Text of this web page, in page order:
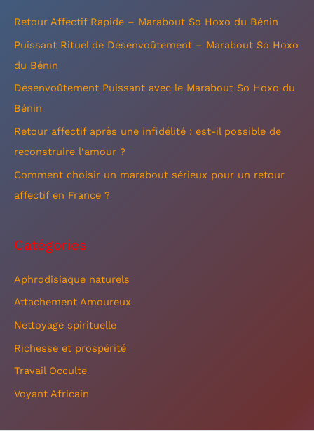
e
:
Retour Affectif Rapide – Marabout So Hoxo du Bénin
Puissant Rituel de Désenvoûtement – Marabout So Hoxo
du Bénin
Désenvoûtement Puissant avec le Marabout So Hoxo du
Bénin
Retour affectif après une infidélité : est-il possible de
reconstruire l’amour ?
Comment choisir un marabout sérieux pour un retour
affectif en France ?
Catégories
Aphrodisiaque naturels
Attachement Amoureux
Nettoyage spirituelle
Richesse et prospérité
Travail Occulte
Voyant Africain